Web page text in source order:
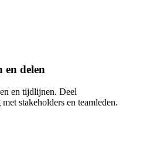
en delen
en tijdlijnen. Deel
stakeholders en teamleden.